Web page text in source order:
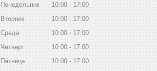
Понедельник 10:00
17:00
Вторник
10:00
17:00
Среда
10:00
17:00
Четверг
10:00
17:00
Пятница
10:00 17:00